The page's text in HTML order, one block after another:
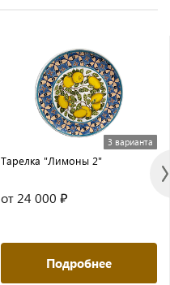
3 варианта
Тарелка "Лимоны 2"
от 24 000 ₽
Подробнее